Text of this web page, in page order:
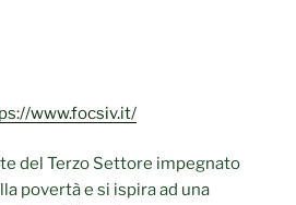
www.focsiv.it/
del Terzo Settore impegnato
povertà e si ispira ad una